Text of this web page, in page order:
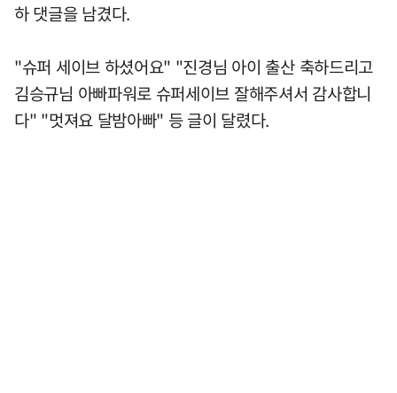
하 댓글을 남겼다.
"슈퍼 세이브 하셨어요" "진경님 아이 출산 축하드리고
김승규님 아빠파워로 슈퍼세이브 잘해주셔서 감사합니
다" "멋져요 달밤아빠" 등 글이 달렸다.